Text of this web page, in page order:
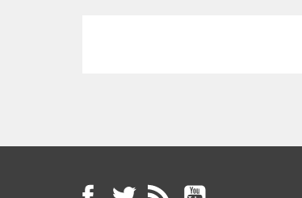
Facebook
Twitter Rss